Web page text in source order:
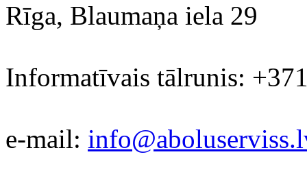
Rīga, Blaumaņa iela 29
Informatīvais tālrunis:
e-mail: